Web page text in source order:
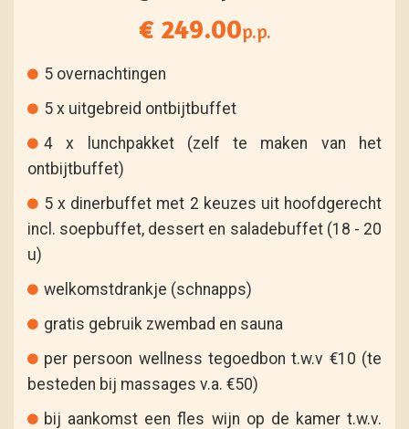
€ 249.00p.p.
5 overnachtingen
5 x uitgebreid ontbijtbuffet
4 x lunchpakket (zelf te maken van het
ontbijtbuffet)
5 x dinerbuffet met 2 keuzes uit hoofdgerecht
incl. soepbuffet, dessert en saladebuffet (18 - 20
u)
welkomstdrankje (schnapps)
gratis gebruik zwembad en sauna
per persoon wellness tegoedbon t.w.v €10 (te
besteden bij massages v.a. €50)
bij aankomst een fles wijn op de kamer t.w.v.